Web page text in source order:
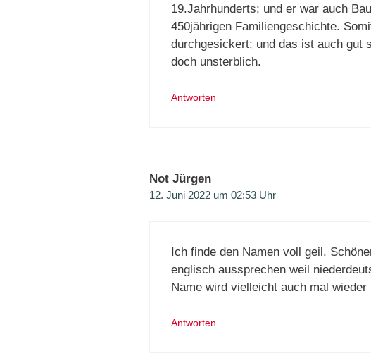
19.Jahrhunderts; und er war auch
450jährigen Familiengeschichte.
durchgesickert; und das ist auch gut
doch unsterblich.
Antworten
Not Jürgen
12. Juni 2022 um 02:53 Uhr
Ich finde den Namen voll geil.
englisch aussprechen weil
Name wird vielleicht auch mal wieder
Antworten